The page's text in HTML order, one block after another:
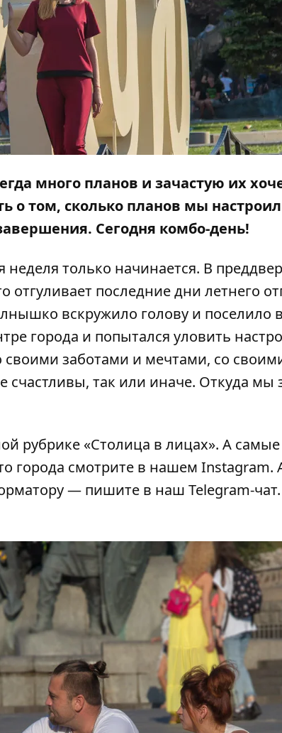
много планов и зачастую их
о том, сколько планов мы
Сегодня комбо-день!
неделя только начинается. В
последние дни летнего
вскружило голову и поселило
города и попытался уловить
своими заботами и мечтами, со
счастливы, так или иначе. Откуда мы
рубрике«Столица в лицах». А
города смотрите в нашем Instagram.
— пишите в наш Telegram-